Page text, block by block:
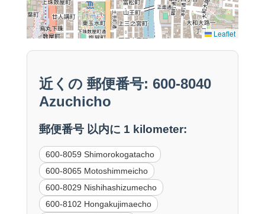
Leaflet
近くの 郵便番号: 600-8040
Azuchicho
郵便番号 以内に 1 kilometer:
600-8059 Shimorokogatacho
600-8065 Motoshimmeicho
600-8029 Nishihashizumecho
600-8102 Hongakujimaecho